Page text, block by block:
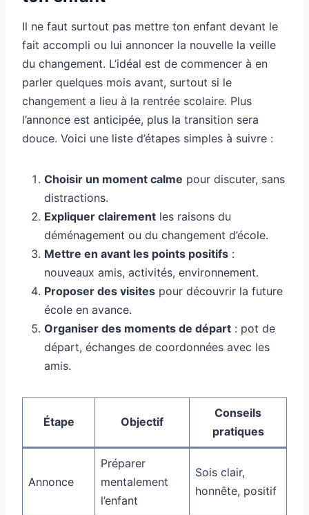
Il ne faut surtout pas mettre ton enfant devant le
fait accompli ou lui annoncer la nouvelle la veille
du changement. L’idéal est de commencer à en
parler quelques mois avant, surtout si le
changement a lieu à la rentrée scolaire. Plus
l’annonce est anticipée, plus la transition sera
douce. Voici une liste d’étapes simples à suivre :
Choisir un moment calme pour discuter, sans
distractions.
Expliquer clairement les raisons du
déménagement ou du changement d’école.
Mettre en avant les points positifs :
nouveaux amis, activités, environnement.
Proposer des visites pour découvrir la future
école en avance.
Organiser des moments de départ : pot de
départ, échanges de coordonnées avec les
amis.
Étape Objectif
Conseils
pratiques
Annonce
Préparer
mentalement
l’enfant
Sois clair,
honnête, positif